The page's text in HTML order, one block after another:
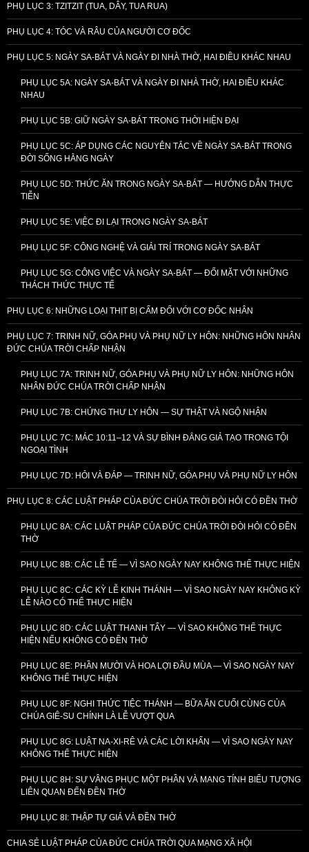
PHỤ LỤC 3: TZITZIT (TUA, DÂY, TUA RUA)
PHỤ LỤC 4: TÓC VÀ RÂU CỦA NGƯỜI CƠ ĐỐC
PHỤ LỤC 5: NGÀY SA-BÁT VÀ NGÀY ĐI NHÀ THỜ, HAI ĐIỀU KHÁC NHAU
PHỤ LỤC 5A: NGÀY SA-BÁT VÀ NGÀY ĐI NHÀ THỜ, HAI ĐIỀU KHÁC
NHAU
PHỤ LỤC 5B: GIỮ NGÀY SA-BÁT TRONG THỜI HIỆN ĐẠI
PHỤ LỤC 5C: ÁP DỤNG CÁC NGUYÊN TẮC VỀ NGÀY SA-BÁT TRONG
ĐỜI SỐNG HẰNG NGÀY
PHỤ LỤC 5D: THỨC ĂN TRONG NGÀY SA-BÁT — HƯỚNG DẪN THỰC
TIỄN
PHỤ LỤC 5E: VIỆC ĐI LẠI TRONG NGÀY SA-BÁT
PHỤ LỤC 5F: CÔNG NGHỆ VÀ GIẢI TRÍ TRONG NGÀY SA-BÁT
PHỤ LỤC 5G: CÔNG VIỆC VÀ NGÀY SA-BÁT — ĐỐI MẶT VỚI NHỮNG
THÁCH THỨC THỰC TẾ
PHỤ LỤC 6: NHỮNG LOẠI THỊT BỊ CẤM ĐỐI VỚI CƠ ĐỐC NHÂN
PHỤ LỤC 7: TRINH NỮ, GÓA PHỤ VÀ PHỤ NỮ LY HÔN: NHỮNG HÔN NHÂN
ĐỨC CHÚA TRỜI CHẤP NHẬN
PHỤ LỤC 7A: TRINH NỮ, GÓA PHỤ VÀ PHỤ NỮ LY HÔN: NHỮNG HÔN
NHÂN ĐỨC CHÚA TRỜI CHẤP NHẬN
PHỤ LỤC 7B: CHỨNG THƯ LY HÔN — SỰ THẬT VÀ NGỘ NHẬN
PHỤ LỤC 7C: MÁC 10:11–12 VÀ SỰ BÌNH ĐẲNG GIẢ TẠO TRONG TỘI
NGOẠI TÌNH
PHỤ LỤC 7D: HỎI VÀ ĐÁP — TRINH NỮ, GÓA PHỤ VÀ PHỤ NỮ LY HÔN
PHỤ LỤC 8: CÁC LUẬT PHÁP CỦA ĐỨC CHÚA TRỜI ĐÒI HỎI CÓ ĐỀN THỜ
PHỤ LỤC 8A: CÁC LUẬT PHÁP CỦA ĐỨC CHÚA TRỜI ĐÒI HỎI CÓ ĐỀN
THỜ
PHỤ LỤC 8B: CÁC LỄ TẾ — VÌ SAO NGÀY NAY KHÔNG THỂ THỰC HIỆN
PHỤ LỤC 8C: CÁC KỲ LỄ KINH THÁNH — VÌ SAO NGÀY NAY KHÔNG KỲ
LỄ NÀO CÓ THỂ THỰC HIỆN
PHỤ LỤC 8D: CÁC LUẬT THANH TẨY — VÌ SAO KHÔNG THỂ THỰC
HIỆN NẾU KHÔNG CÓ ĐỀN THỜ
PHỤ LỤC 8E: PHẦN MƯỜI VÀ HOA LỢI ĐẦU MÙA — VÌ SAO NGÀY NAY
KHÔNG THỂ THỰC HIỆN
PHỤ LỤC 8F: NGHI THỨC TIỆC THÁNH — BỮA ĂN CUỐI CÙNG CỦA
CHÚA GIÊ-SU CHÍNH LÀ LỄ VƯỢT QUA
PHỤ LỤC 8G: LUẬT NA-XI-RÊ VÀ CÁC LỜI KHẤN — VÌ SAO NGÀY NAY
KHÔNG THỂ THỰC HIỆN
PHỤ LỤC 8H: SỰ VÂNG PHỤC MỘT PHẦN VÀ MANG TÍNH BIỂU TƯỢNG
LIÊN QUAN ĐẾN ĐỀN THỜ
PHỤ LỤC 8I: THẬP TỰ GIÁ VÀ ĐỀN THỜ
CHIA SẺ LUẬT PHÁP CỦA ĐỨC CHÚA TRỜI QUA MẠNG XÃ HỘI